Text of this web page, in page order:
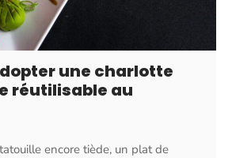
une charlotte
réutilisable au
encore tiède, un plat de